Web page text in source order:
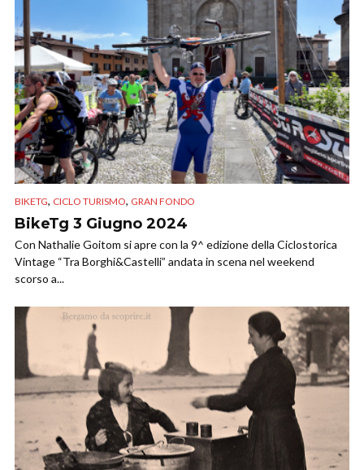
BIKETG, CICLO TURISMO, GRAN FONDO
BikeTg 3 Giugno 2024
Con Nathalie Goitom si apre con la 9^ edizione della Ciclostorica
Vintage “Tra Borghi&Castelli” andata in scena nel weekend
scorso a...